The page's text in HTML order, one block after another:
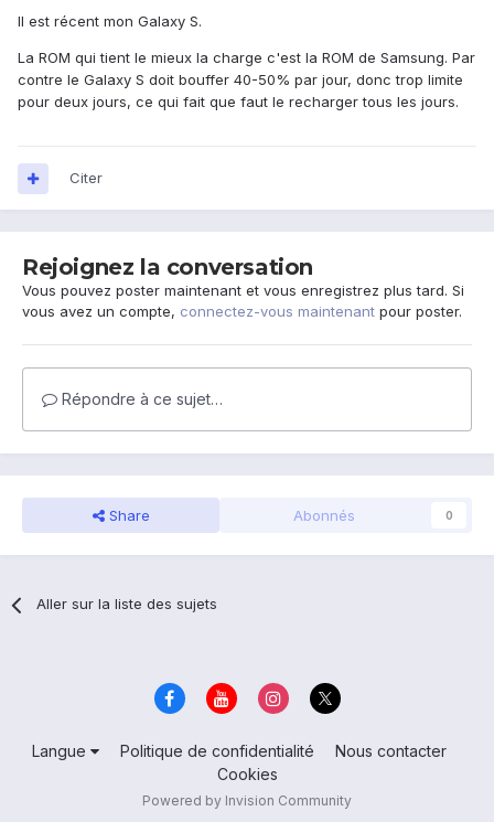
Il est récent mon Galaxy S.
La ROM qui tient le mieux la charge c'est la ROM de Samsung. Par
contre le Galaxy S doit bouffer 40-50% par jour, donc trop limite
pour deux jours, ce qui fait que faut le recharger tous les jours.
Citer
Rejoignez la conversation
Vous pouvez poster maintenant et vous enregistrez plus tard. Si
vous avez un compte, connectez-vous maintenant pour poster.
Répondre à ce sujet…
Share Abonnés 0
Aller sur la liste des sujets
Langue Politique de confidentialité
Nous contacter
Cookies
Powered by Invision Community